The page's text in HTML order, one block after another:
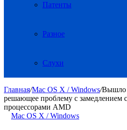
Патенты
Разное
Слухи
Главная/Mac OS X / Windows/Вышло
решающее проблему с замедлением
процессорами AMD
Mac OS X / Windows